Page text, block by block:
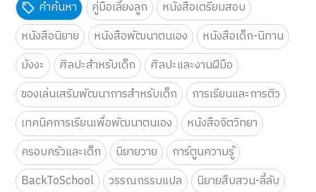
คำค้นหา คู่มือเลี้ยงลูก
หนังสือเตรียมสอบ
หนังสือนิยาย
หนังสือพัฒนาตนเอง
หนังสือเด็ก-นิทาน
มังงะ
ศิลปะสำหรับเด็ก
ศิลปะและงานฝีมือ
ของเล่นเสริมพัฒนาการสำหรับเด็ก
การเรียนและการติว
เทคนิคการเรียนเพื่อพัฒนาตนเอง
หนังสือจิตวิทยา
ครอบครัวและเด็ก
นิยายวาย
การ์ตูนความรู้
BackToSchool
วรรณกรรมแปล
นิยายสืบสวน-ลี้ลับ